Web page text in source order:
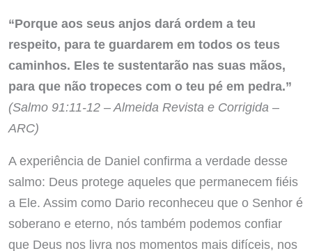
“Porque aos seus anjos dará ordem a teu
respeito, para te guardarem em todos os teus
caminhos. Eles te sustentarão nas suas mãos,
para que não tropeces com o teu pé em pedra.”
(Salmo 91:11-12 – Almeida Revista e Corrigida –
ARC)
A experiência de Daniel confirma a verdade desse
salmo: Deus protege aqueles que permanecem fiéis
a Ele. Assim como Dario reconheceu que o Senhor é
soberano e eterno, nós também podemos confiar
que Deus nos livra nos momentos mais difíceis, nos